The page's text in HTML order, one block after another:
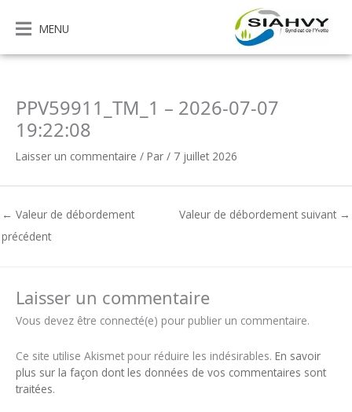
contenu
MENU
PPV59911_TM_1 – 2026-07-07
19:22:08
Laisser un commentaire / Par / 7 juillet 2026
← Valeur de débordement
précédent
Valeur de débordement suivant →
Laisser un commentaire
Vous devez être connecté(e) pour publier un commentaire.
Ce site utilise Akismet pour réduire les indésirables. En savoir
plus sur la façon dont les données de vos commentaires sont
traitées.